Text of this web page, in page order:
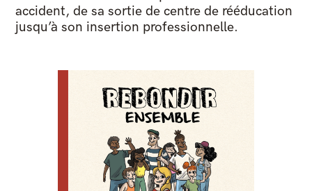
accident, de sa sortie de centre de rééducation
jusqu’à son insertion professionnelle.